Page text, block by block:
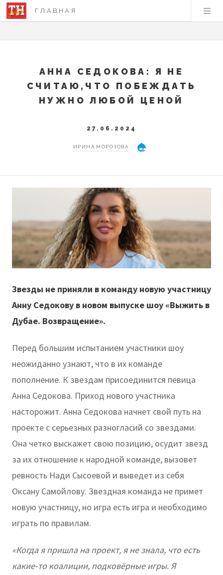
ГЛАВНАЯ
АННА СЕДОКОВА: Я НЕ
СЧИТАЮ,ЧТО ПОБЕЖДАТЬ
НУЖНО ЛЮБОЙ ЦЕНОЙ
27.06.2024
ИРИНА МОРОЗОВА
Звезды не приняли в команду новую участницу
Анну Седокову в новом выпуске шоу «Выжить в
Дубае. Возвращение».
Перед большим испытанием участники шоу
неожиданно узнают, что в их команде
пополнение. К звездам присоединится певица
Анна Седокова. Приход нового участника
насторожит. Анна Седокова начнет свой путь на
проекте с серьезных разногласий со звездами.
Она четко выскажет свою позицию, осудит звезд
за их отношение к народной команде, вызовет
ревность Нади Сысоевой и выведет из себя
Оксану Самойлову. Звездная команда не примет
новую участницу, но игра есть игра и необходимо
играть по правилам.
«Когда я пришла на проект, я не знала, что есть
какие-то коалиции, подковёрные игры. Я